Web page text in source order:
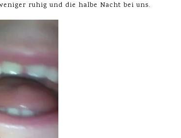
ruhig und die halbe Nacht bei uns.